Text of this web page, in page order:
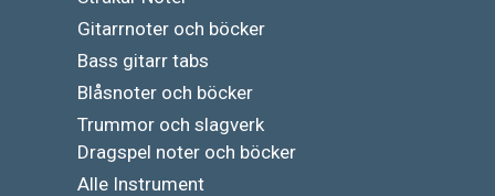
Gitarrnoter och böcker
Bass gitarr tabs
Blåsnoter och böcker
Trummor och slagverk
Dragspel noter och böcker
Alle Instrument